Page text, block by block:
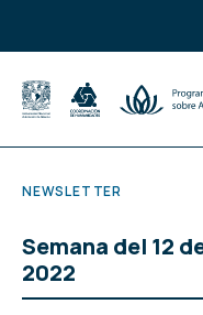
NEWSLETTER
Semana del 12
2022